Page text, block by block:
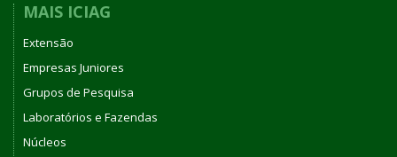
MAIS ICIAG
Extensão
Empresas Juniores
Grupos de Pesquisa
Laboratórios e Fazendas
Núcleos